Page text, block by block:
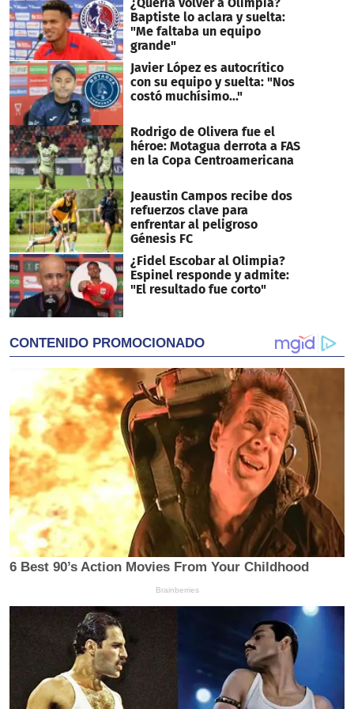
Baptiste lo aclara y suelta:
"Me faltaba un equipo
grande"
Javier López es autocrítico
con su equipo y suelta: "Nos
costó muchísimo..."
Rodrigo de Olivera fue el
héroe: Motagua derrota a FAS
en la Copa Centroamericana
Jeaustin Campos recibe dos
refuerzos clave para
enfrentar al peligroso
Génesis FC
¿Fidel Escobar al Olimpia?
Espinel responde y admite:
"El resultado fue corto"